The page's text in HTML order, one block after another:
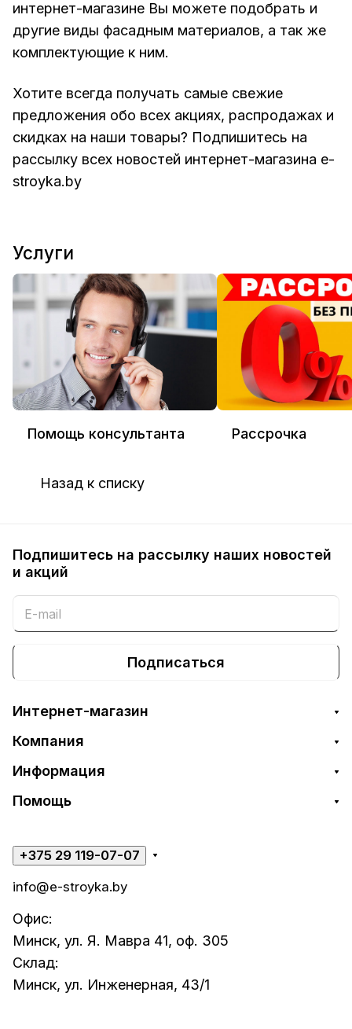
интернет-магазине Вы можете подобрать и
другие виды фасадным материалов, а так же
комплектующие к ним.
Хотите всегда получать самые свежие
предложения обо всех акциях, распродажах и
скидках на наши товары? Подпишитесь на
рассылку всех новостей интернет-магазина e-
stroyka.by
Услуги
Помощь консультанта Рассрочка
Назад к списку
Подпишитесь на рассылку наших новостей
и акций
Подписаться
Интернет-магазин
Компания
Информация
Помощь
+375 29 119-07-07
info@e-stroyka.by
Офис:
Минск, ул. Я. Мавра 41, оф. 305
Склад:
Минск, ул. Инженерная, 43/1